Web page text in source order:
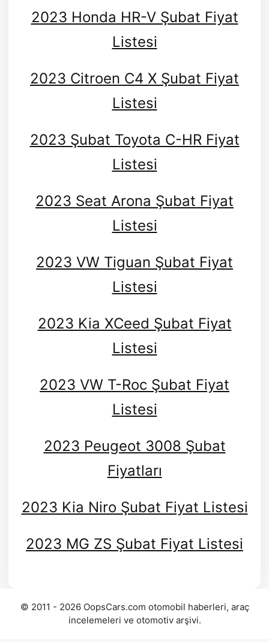
2023 Honda HR-V Şubat Fiyat
Listesi
2023 Citroen C4 X Şubat Fiyat
Listesi
2023 Şubat Toyota C-HR Fiyat
Listesi
2023 Seat Arona Şubat Fiyat
Listesi
2023 VW Tiguan Şubat Fiyat
Listesi
2023 Kia XCeed Şubat Fiyat
Listesi
2023 VW T-Roc Şubat Fiyat
Listesi
2023 Peugeot 3008 Şubat
Fiyatları
2023 Kia Niro Şubat Fiyat Listesi
2023 MG ZS Şubat Fiyat Listesi
© 2011 - 2026 OopsCars.com otomobil haberleri, araç
incelemeleri ve otomotiv arşivi.